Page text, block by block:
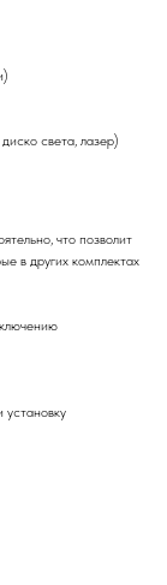
света, лазер)
что позволит
в других комплектах